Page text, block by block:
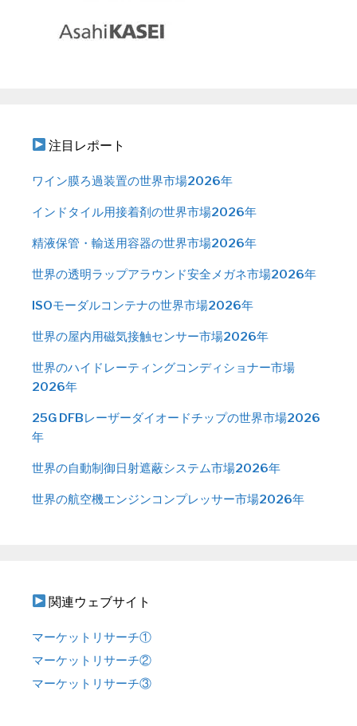
注目レポート
ワイン膜ろ過装置の世界市場2026年
インドタイル用接着剤の世界市場2026年
精液保管・輸送用容器の世界市場2026年
世界の透明ラップアラウンド安全メガネ市場2026年
ISOモーダルコンテナの世界市場2026年
世界の屋内用磁気接触センサー市場2026年
世界のハイドレーティングコンディショナー市場
2026年
25G DFBレーザーダイオードチップの世界市場2026
年
世界の自動制御日射遮蔽システム市場2026年
世界の航空機エンジンコンプレッサー市場2026年
関連ウェブサイト
マーケットリサーチ①
マーケットリサーチ②
マーケットリサーチ③